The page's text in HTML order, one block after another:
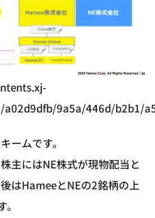
9a5a/446d/b2b1/
ームです。
主にはNE株式が現物配当と
はHameeとNEの2銘柄の上